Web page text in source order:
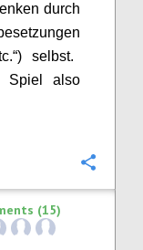
durch
selbst.
Spiel also
(15)